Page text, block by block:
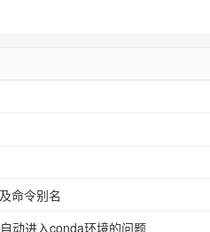
命令别名
动进入conda环境的问题